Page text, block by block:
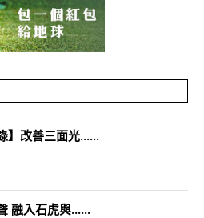
】改善三面光......
融入石虎與......